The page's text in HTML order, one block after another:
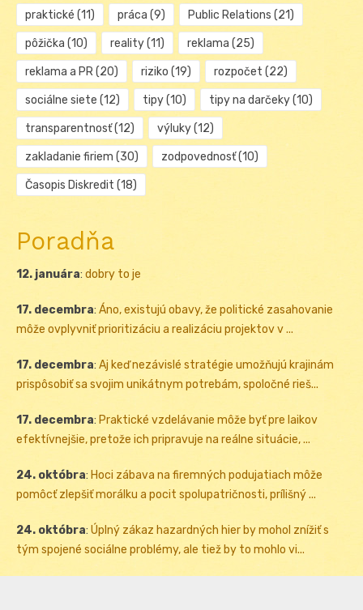
praktické (11) práca (9) Public Relations (21)
pôžička (10) reality(11) reklama (25)
reklama a PR(20) riziko (19) rozpočet (22)
sociálne siete (12) tipy(10) tipy na darčeky(10)
transparentnosť(12) výluky(12)
zakladanie firiem (30) zodpovednosť(10)
Časopis Diskredit (18)
Poradňa
12. januára: dobry to je
17. decembra: Áno, existujú obavy, že politické zasahovanie
môže ovplyvniť prioritizáciu a realizáciu projektov v ...
17. decembra: Aj keď nezávislé stratégie umožňujú krajinám
prispôsobiť sa svojim unikátnym potrebám, spoločné rieš...
17. decembra: Praktické vzdelávanie môže byť pre laikov
efektívnejšie, pretože ich pripravuje na reálne situácie, ...
24. októbra: Hoci zábava na firemných podujatiach môže
pomôcť zlepšiť morálku a pocit spolupatričnosti, prílišný ...
24. októbra: Úplný zákaz hazardných hier by mohol znížiť s
tým spojené sociálne problémy, ale tiež by to mohlo vi...